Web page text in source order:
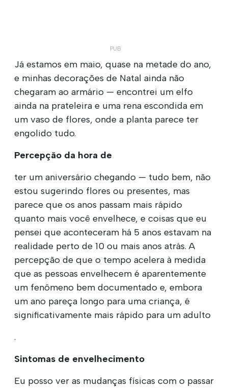
Já estamos em maio, quase na metade do ano,
e minhas decorações de Natal ainda não
chegaram ao armário — encontrei um elfo
ainda na prateleira e uma rena escondida em
um vaso de flores, onde a planta parece ter
engolido tudo.
Percepção da hora de
ter um aniversário chegando — tudo bem, não
estou sugerindo flores ou presentes, mas
parece que os anos passam mais rápido
quanto mais você envelhece, e coisas que eu
pensei que aconteceram há 5 anos estavam na
realidade perto de 10 ou mais anos atrás. A
percepção de que o tempo acelera à medida
que as pessoas envelhecem é aparentemente
um fenômeno bem documentado e, embora
um ano pareça longo para uma criança, é
significativamente mais rápido para um adulto
.
Sintomas de envelhecimento
Eu posso ver as mudanças físicas com o passar